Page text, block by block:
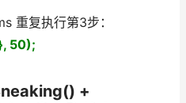
重复执行第3步：
50);
+